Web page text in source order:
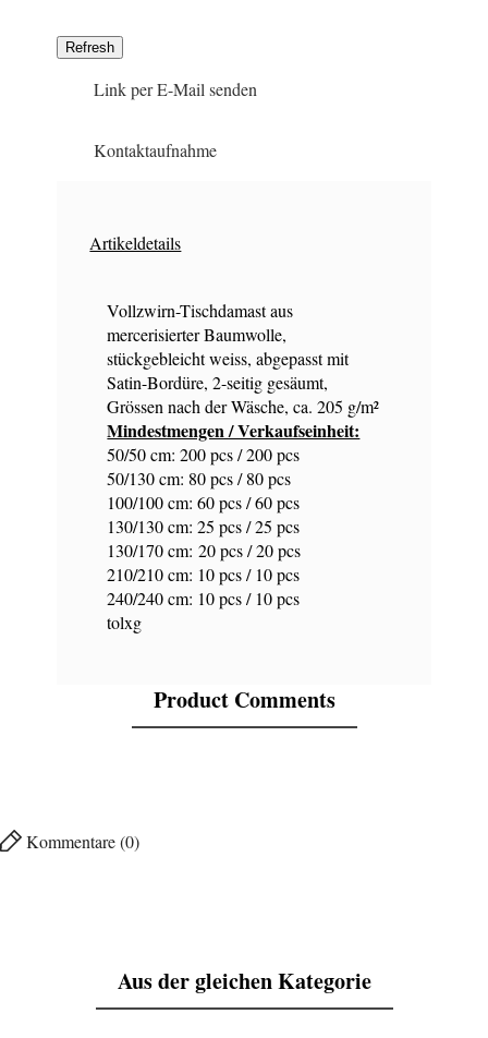
Link per E-Mail senden
Kontaktaufnahme
Artikeldetails
Vollzwirn-Tischdamast aus
mercerisierter Baumwolle,
stückgebleicht weiss, abgepasst mit
Satin-Bordüre, 2-seitig gesäumt,
Grössen nach der Wäsche, ca. 205 g/m²
Mindestmengen / Verkaufseinheit:
50/50 cm: 200 pcs / 200 pcs
50/130 cm: 80 pcs / 80 pcs
100/100 cm: 60 pcs / 60 pcs
130/130 cm: 25 pcs / 25 pcs
130/170 cm: 20 pcs / 20 pcs
210/210 cm: 10 pcs / 10 pcs
240/240 cm: 10 pcs / 10 pcs
tolxg
Product Comments
Kommentare (0)
Aus der gleichen Kategorie